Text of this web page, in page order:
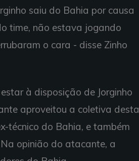
saiu do Bahia por causa
time, não estava jogando
o cara - disse Zinho
à disposição de Jorginho
aproveitou a coletiva desta
técnico do Bahia, e também
opinião do atacante, a